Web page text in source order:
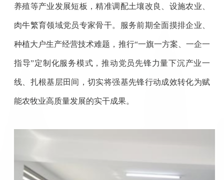
养殖等产业发展短板，精准调配土壤改良、设施农业、
肉牛繁育领域党员专家骨干。服务前期全面摸排企业、
种植大户生产经营技术难题，推行“一旗一方案、一企一
指导”定制化服务模式，推动党员先锋力量下沉产业一
线、扎根基层田间，切实将强基先锋行动成效转化为赋
能农牧业高质量发展的实干成果。